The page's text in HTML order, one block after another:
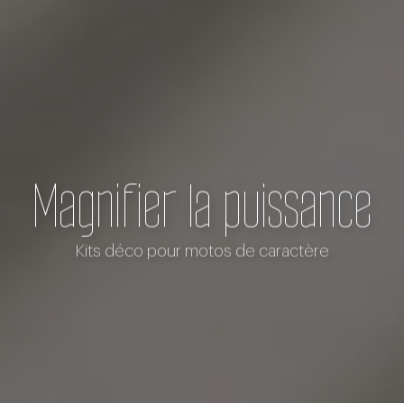
Magnifier la puissance
Kits déco pour motos de caractère